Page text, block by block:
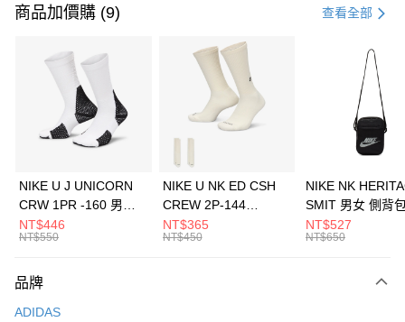
信用卡一次付款
3 期 0 利率 每期 21家銀行
合作金庫商業銀行
第一商業銀行
華南商業銀行
彰化商業銀行
上海商業儲蓄銀行
元大商業銀行
台灣樂天信用卡公司
Apple Pay
全盈+PAY
AFTEE先享後付
【關於「AFTEE先享後付」】
便利好安心！
運送方式
商品加價購 (9) 查看全部
NIKE U J UNICORN
CRW 1PR -160 男女
中統襪 FZ3393100
NT$446
NT$550
NIKE U NK ED CSH
CREW 2P-144
EMBRDY 男女 短統襪
FZ3073133
NT$365
NT$450
NIKE NK
SMIT 男女 側背
BA5871010
NT$527
NT$650
品牌
ADIDAS